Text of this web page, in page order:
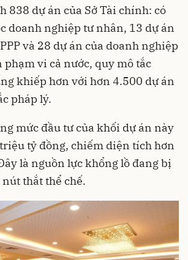
838 dự án của Sở Tài chính: có
doanh nghiệp tư nhân, 13 dự án
và 28 dự án của doanh nghiệp
phạm vi cả nước, quy mô tắc
khiếp hơn với hơn 4.500 dự án
pháp lý.
mức đầu tư của khối dự án này
tỷ đồng, chiếm diện tích hơn
là nguồn lực khổng lồ đang bị
thắt thể chế.